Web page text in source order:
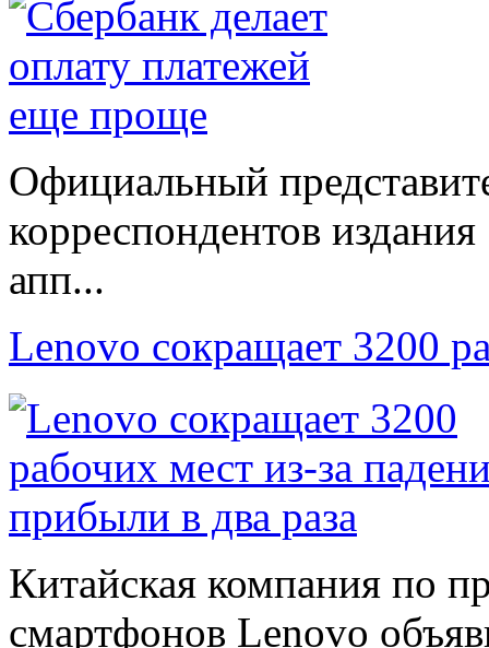
Официальный
корреспондентов
апп...
Lenovo сокращает 3200
Китайская компания по
смартфонов Lenovo